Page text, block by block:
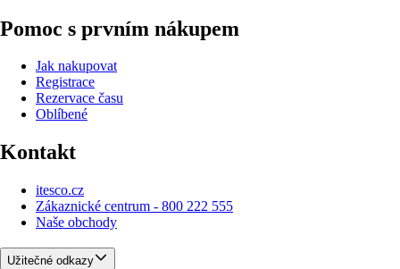
Pomoc s prvním nákupem
Jak nakupovat
Registrace
Rezervace času
Oblíbené
Kontakt
itesco.cz
Zákaznické centrum - 800 222 555
Naše obchody
Užitečné odkazy